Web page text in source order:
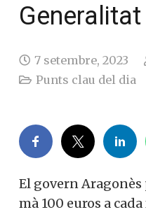
Generalitat
7 setembre, 2023
Punts clau del dia
El govern
mà 100 euros a